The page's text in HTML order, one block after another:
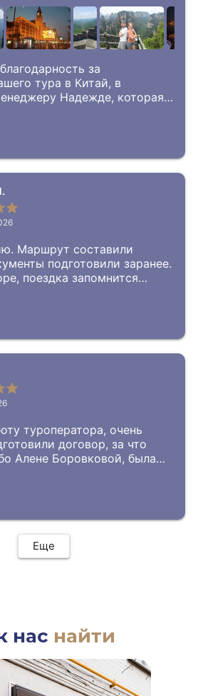
за
тура в Китай, в
Надежде, которая
тура и ответила на все
спасибо, гидам в Китае
нас встретили и
куда-нибудь.
Маршрут составили
подготовили заранее.
поездка запомнится
туроператора, очень
договор, за что
Алене Боровковой, была
и отвечала на любые
тура в Китай. Поездка
организация тура очень
городам, В Китае хотелось
Жанну, внимательная,
Еще
нас найти